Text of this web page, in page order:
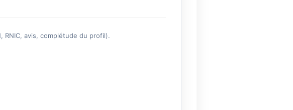
RNIC, avis, complétude du profil).